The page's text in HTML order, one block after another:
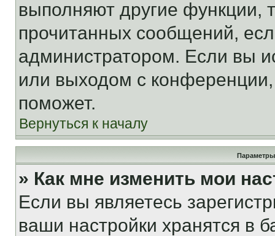
выполняют другие функции,
прочитанных сообщений,
администратором. Если вы
или выходом с
поможет.
Вернуться к началу
Параметры
» Как мне изменить мои
Если вы являетесь
ваши настройки хранятся в